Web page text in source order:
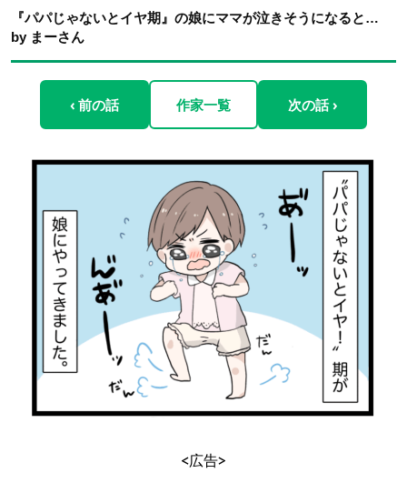
『パパじゃないとイヤ期』の娘にママが泣きそうになると…
by まーさん
‹ 前の話 作家一覧 次の話 ›
<広告>